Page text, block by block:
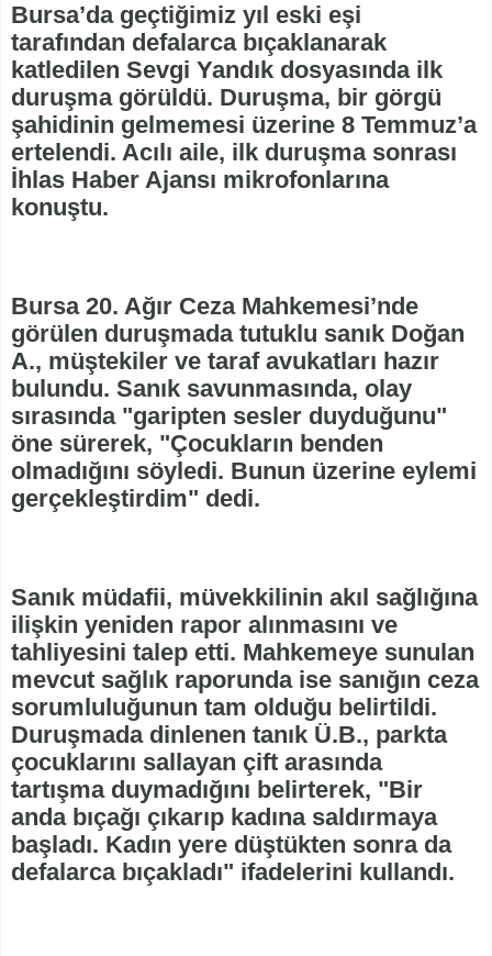
Bursa’da geçtiğimiz yıl eski eşi
tarafından defalarca bıçaklanarak
katledilen Sevgi Yandık dosyasında ilk
duruşma görüldü. Duruşma, bir görgü
şahidinin gelmemesi üzerine 8 Temmuz’a
ertelendi. Acılı aile, ilk duruşma sonrası
İhlas Haber Ajansı mikrofonlarına
konuştu.
Bursa 20. Ağır Ceza Mahkemesi’nde
görülen duruşmada tutuklu sanık Doğan
A., müştekiler ve taraf avukatları hazır
bulundu. Sanık savunmasında, olay
sırasında "garipten sesler duyduğunu"
öne sürerek, "Çocukların benden
olmadığını söyledi. Bunun üzerine eylemi
gerçekleştirdim" dedi.
Sanık müdafii, müvekkilinin akıl sağlığına
ilişkin yeniden rapor alınmasını ve
tahliyesini talep etti. Mahkemeye sunulan
mevcut sağlık raporunda ise sanığın ceza
sorumluluğunun tam olduğu belirtildi.
Duruşmada dinlenen tanık Ü.B., parkta
çocuklarını sallayan çift arasında
tartışma duymadığını belirterek, "Bir
anda bıçağı çıkarıp kadına saldırmaya
başladı. Kadın yere düştükten sonra da
defalarca bıçakladı" ifadelerini kullandı.